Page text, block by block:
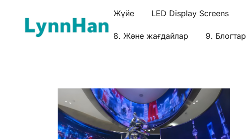
Жүйе LED Display Screens
8. Және жағдайлар 9. Блогтар